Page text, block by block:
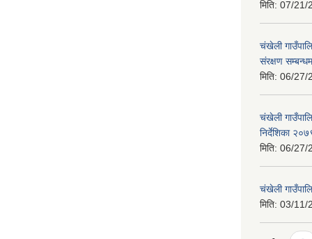
मिति: 07/21/
चंखेली
संरक्षण
मिति: 06/27/
चंखेली
निर्देशिका
मिति: 06/27/
चंखेली
मिति: 03/11/